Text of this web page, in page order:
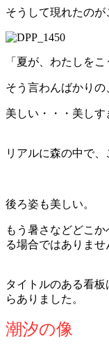
そうして現れたのが
「夏が、わたしをこ
そう言わんばかりの
美しい・・・美しす
リアルに森の中で、
後ろ姿も美しい。
もう暑さなどどこ
る場合ではありませ
タイトルのある看
らありました。
潮汐の像